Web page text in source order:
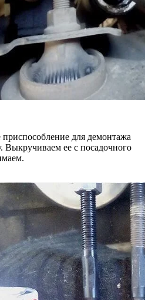
для демонтажа
Выкручиваем ее с посадочного